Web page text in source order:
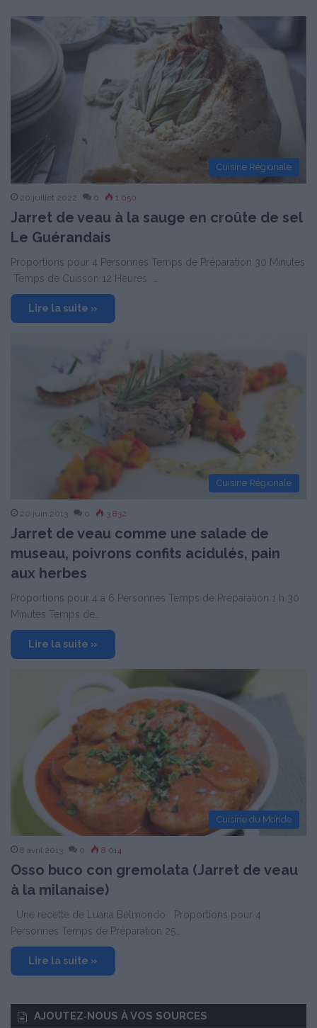
Cuisine Régionale
20 juillet 2022 0 1 050
Jarret de veau à la sauge en croûte de sel
Le Guérandais
Proportions pour 4 Personnes Temps de Préparation 30 Minutes
Temps de Cuisson 12 Heures …
Lire la suite »
Cuisine Régionale
20 juin 2013 0 3 832
Jarret de veau comme une salade de
museau, poivrons confits acidulés, pain
aux herbes
Proportions pour 4 à 6 Personnes Temps de Préparation 1 h 30
Minutes Temps de…
Lire la suite »
Cuisine du Monde
8 avril 2013 0 8 014
Osso buco con gremolata (Jarret de veau
à la milanaise)
Une recette de Luana Belmondo Proportions pour 4
Personnes Temps de Préparation 25…
Lire la suite »
AJOUTEZ‑NOUS À VOS SOURCES